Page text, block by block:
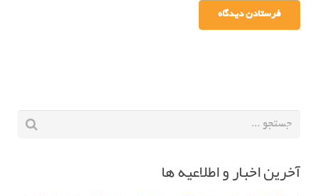
آخرین اخبار و اطلاعیه ها